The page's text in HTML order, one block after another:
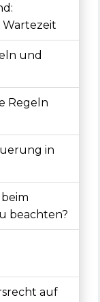
und
Regeln
in
beachten?
auf